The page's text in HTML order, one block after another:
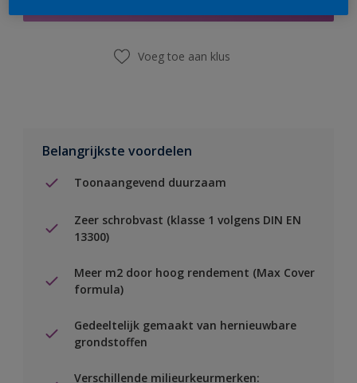
Voeg toe aan klus
Belangrijkste voordelen
Toonaangevend duurzaam
Zeer schrobvast (klasse 1 volgens DIN EN
13300)
Meer m2 door hoog rendement (Max Cover
formula)
Gedeeltelijk gemaakt van hernieuwbare
grondstoffen
Verschillende milieurkeurmerken: